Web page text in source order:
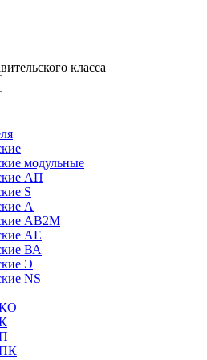
класса
модульные
АП
S
А
АВ2М
АЕ
ВА
Э
NS